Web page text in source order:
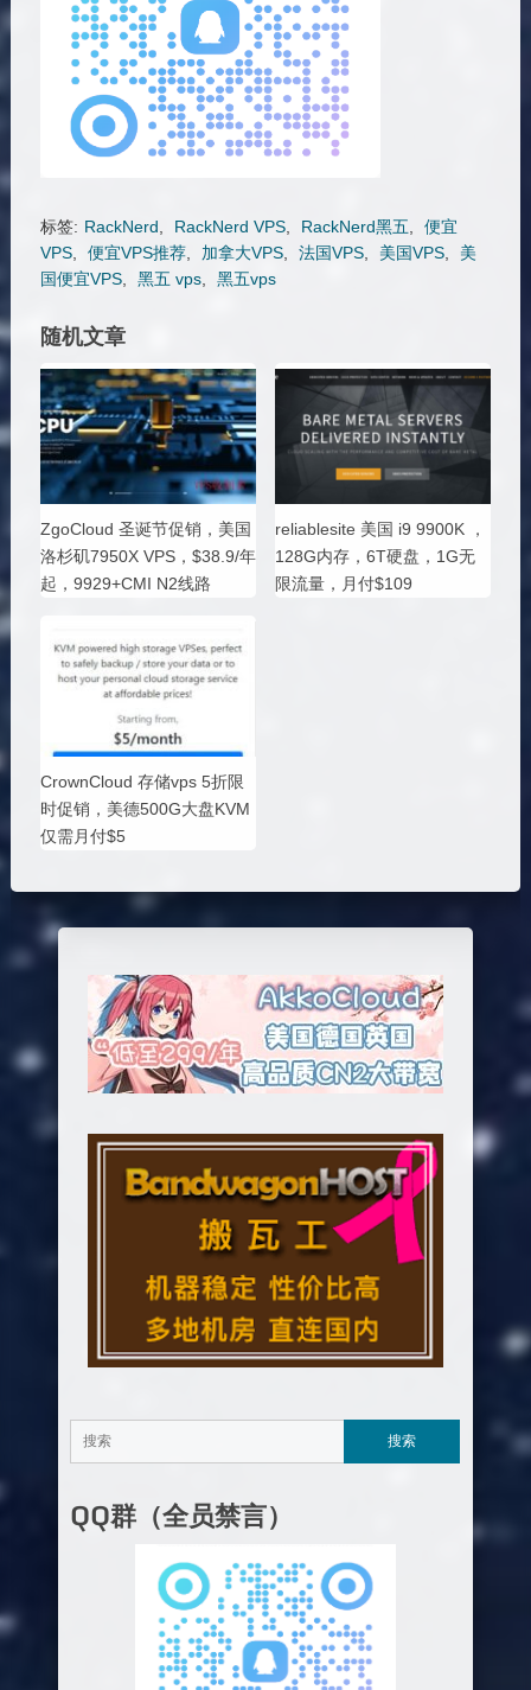
标签: RackNerd RackNerd VPS, RackNerd黑五
便宜
VPS, 便宜VPS推荐, 加拿大VPS, 法国VPS, 美国VPS,
美
国便宜VPS, 黑五 vps, 黑五vps
随机文章
ZgoCloud 圣诞节促销，美国
洛杉矶7950X VPS，$38.9/年
起，9929+CMI N2线路
reliablesite 美国 i9 9900K ，
128G内存，6T硬盘，1G无
限流量，月付$109
CrownCloud 存储vps 5折限
时促销，美德500G大盘KVM
仅需月付$5
QQ群（全员禁言）